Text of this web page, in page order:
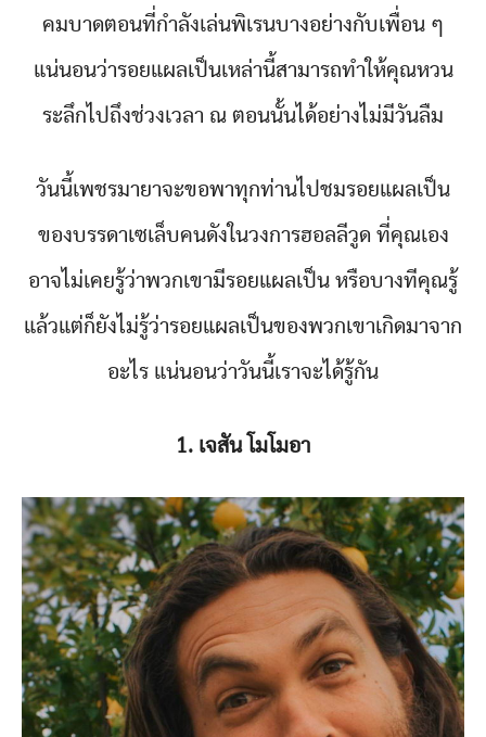
คมบาดตอนที่กำลังเล่นพิเรนบางอย่างกับเพื่อน ๆ
แน่นอนว่ารอยแผลเป็นเหล่านี้สามารถทำให้คุณหวน
ระลึกไปถึงช่วงเวลา ณ ตอนนั้นได้อย่างไม่มีวันลืม
วันนี้เพชรมายาจะขอพาทุกท่านไปชมรอยแผลเป็น
ของบรรดาเซเล็บคนดังในวงการฮอลลีวูด ที่คุณเอง
อาจไม่เคยรู้ว่าพวกเขามีรอยแผลเป็น หรือบางทีคุณรู้
แล้วแต่ก็ยังไม่รู้ว่ารอยแผลเป็นของพวกเขาเกิดมาจาก
อะไร แน่นอนว่าวันนี้เราจะได้รู้กัน
1. เจสัน โมโมอา